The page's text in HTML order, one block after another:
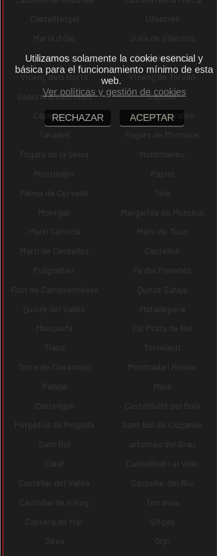
Castellterçol
Ullastrell
Maria d´Oló
Julià de Vilatorta
Cardedeu
Pere de Ribes
Vicenç dels Horts
Vicenç de Torelló
Sadurní d´Osormort
Capolat
Capellades
Llinars del Vallès
Taradell
Fogars de Montclús
Fogars de la Selva
Montmaneu
Montmajor
Papiol
Palma de Cervelló
Teià
Montgat
Margarida de Montbui
Martí Sarroca
Martí de Tous
Martí de Centelles
Castellolí
Puigdàlber
Fe del Penedès
Fost de Campsentelles
Quirze Safaja
Quirze del Vallès
Matadepera
Masquefa
Els Prats de Rei
Tiana
Torrelavit
Torre de Claramunt
Montcada i Reixac
Pallejà
Moià
Castellgalí
Castellfullit del Boix
Perpètua de Mogoda
Sant Boi de Lluçanès
Sant Boi
artomeu del Grau
Calaf
Castellbell i el Vilar
Castellar del Vallès
Castellar del Riu
Castellar de n´Hug
Terrassa
Cabrera de Mar
Sitges
Seva
Orpí
Utilizamos solamente la cookie esencial y
básica para el funcionamiento mínimo de esta
web.
Ver políticas y gestión de cookies
RECHAZAR ACEPTAR